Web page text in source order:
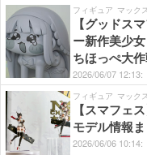
フィギュア マック
【グッドス
ー新作美少
ちほっぺ大
2026/06/07 12:13:
フィギュア マック
【スマフェ
モデル情報
2026/06/06 10:14: